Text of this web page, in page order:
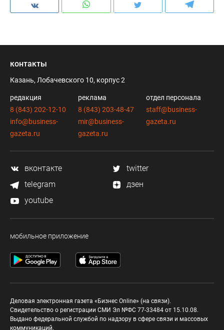
контакты
Казань, Лобачевского 10, корпус 2
редакция
8 (843) 202-12-10
info@business-
gazeta.ru
реклама
8 (843) 203-48-47
mir@business-
gazeta.ru
отдел персонала
staff@business-
gazeta.ru
вконтакте
twitter
telegram
дзен
youtube
мобильное приложение
Деловая электронная газета «Бизнес Online» (на связи).
Свидетельство о регистрации СМИ Эл №ФС 77-33484 от 15.10.08.
Выдано федеральной службой по надзору в сфере связи и массовых
коммуникаций.